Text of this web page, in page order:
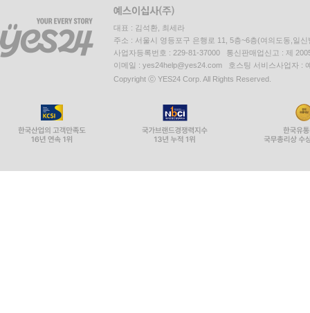
대표 : 김석환, 최세라
주소 : 서울시 영등포구 은행로 11, 5층~6층(여의도동,일신
사업자등록번호 : 229-81-37000 통신판매업신고 : 제
이메일 : yes24help@yes24.com 호스팅 서비스사업자 :
Copyright ⓒ YES24 Corp. All Rights Reserved.